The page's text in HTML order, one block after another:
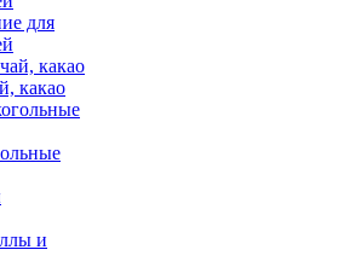
для
какао
и